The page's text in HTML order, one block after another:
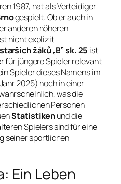
1987, hat als Verteidiger
gespielt. Ob er auch in
anderen höheren
nicht explizit
žáků „B” sk. 25 ist
für jüngere Spieler relevant
Spieler dieses Namens im
2025) noch in einer
was die
Personen
Statistikenund die
Spielers sind für eine
seiner sportlichen
Ein Leben